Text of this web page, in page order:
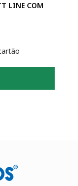
LINE COM